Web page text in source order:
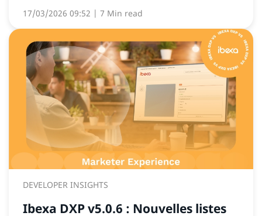
17/03/2026 09:52 | 7 Min read
DEVELOPER INSIGHTS
Ibexa DXP v5.0.6 : Nouvelles listes